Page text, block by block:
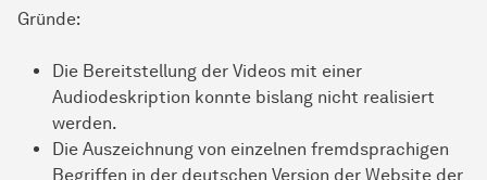
Gründe:
Die Bereitstellung der Videos mit einer
Audiodeskription konnte bislang nicht realisiert
werden.
Die Auszeichnung von einzelnen fremdsprachigen
Begriffen in der deutschen Version der Website der